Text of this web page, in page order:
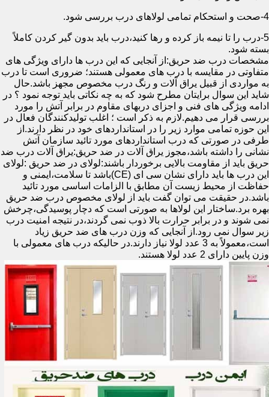
4-صحت و استحکام تمامی لولاهای درب بررسی شود.
5-درب را تا نیمه باز کرده و رها کنید،درب باید بدون گیر کردن کاملاً
بسته شود.
مشخصات درب ضد حریق:از آنجایی که این درب ها دارای ویژگی های
متفاوتی در مقایسه با درب های معمولی هستند؛ ضروری است تا درب
به مواردی از قبیل یراق آلات و رنگ درب مخصوص مجهز باشد.حال
شاید این سوال برایتان مطرح شود که به چه نکاتی باید توجه نمود ؟ در
ادامه ویژگی های فنی و اجزای دربهای مقاوم در برابر آتش را مورد
بررسی قرار می دهیم.لازم به ذکر است ؛ اغلب تولیدکنندگان فعال در
این حوزه تمامی موارد زیر را در استانداردهای خود در نظر دارند.از
طرفی در صورتی که درب استانداردهای مورد تائید سازمان آتش
نشانی را داشته باشد،مجوز یراق آلات در ضد حریق:یراق آلات درب ضد
حریق باید از مقاومت بالایی برخوردار باشند:لولای در ضد حریق :لولای
این درب ها باید دارای نشان سی ای (CE)باشد تا سلامت،ایمنی و
حفاظت از محیط زیست آن مطابق با الزامات اساسی مورد تائید
باشد.در حقیقت می توان گفت باید از لولای مخصوص درب ضد حریق
بهره برد.ساختار این لولاها به صورتی است که دچار پوسیدگی،چرخش
نمی شوند و در برابر حرارت بالا ذوب نمی گردند،در نتیجه امنیت درب
زیر سوال نمی رود.از آنجایی که وزن درب های ضد حریق زیاد
است،معمولاً به 3 عدد لولا نیاز دارند.در حالیکه درب های معمولی با
وزن پایین دارای 2 عدد لولا هستند.